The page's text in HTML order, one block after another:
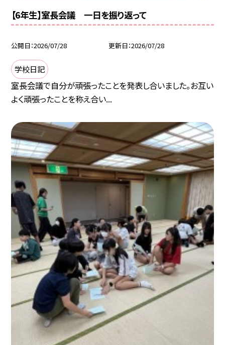
【6年生】室長会議 一日を振り返って
公開日 2026/07/28 更新日 2026/07/28
学校日記
室長会議で自分が頑張ったことを発表し合いました。お互い
よく頑張ったことを称え合い...